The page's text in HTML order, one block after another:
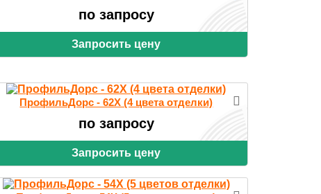
по запросу
Запросить цену
ПрофильДорс - 62X (4 цвета отделки)
по запросу
Запросить цену